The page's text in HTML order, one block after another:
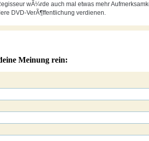
wÃ¼rde auch mal etwas mehr
DVD-VerÃ¶ffentlichung verdienen.
Meinung rein: